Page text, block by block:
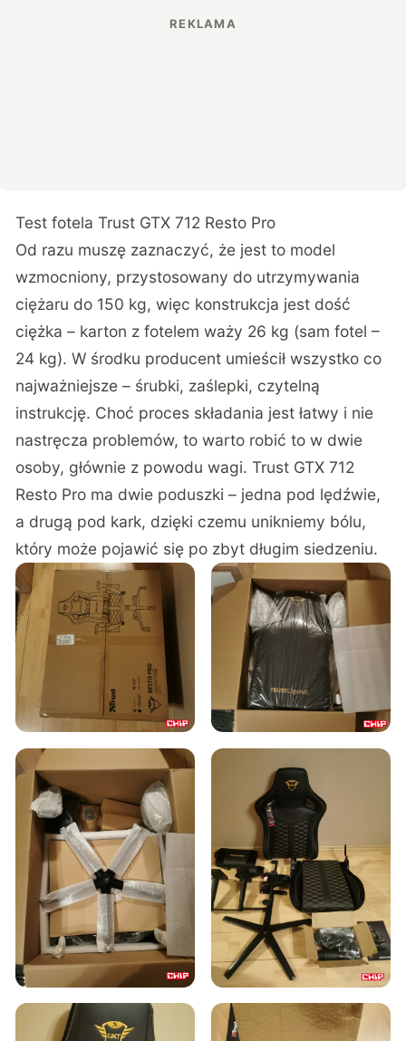
Test fotela Trust GTX 712 Resto Pro
Od razu muszę zaznaczyć, że jest to model
wzmocniony, przystosowany do utrzymywania
ciężaru do 150 kg, więc konstrukcja jest dość
ciężka – karton z fotelem waży 26 kg (sam fotel –
24 kg). W środku producent umieścił wszystko co
najważniejsze – śrubki, zaślepki, czytelną
instrukcję. Choć proces składania jest łatwy i nie
nastręcza problemów, to warto robić to w dwie
osoby, głównie z powodu wagi. Trust GTX 712
Resto Pro ma dwie poduszki – jedna pod lędźwie,
a drugą pod kark, dzięki czemu unikniemy bólu,
który może pojawić się po zbyt długim siedzeniu.